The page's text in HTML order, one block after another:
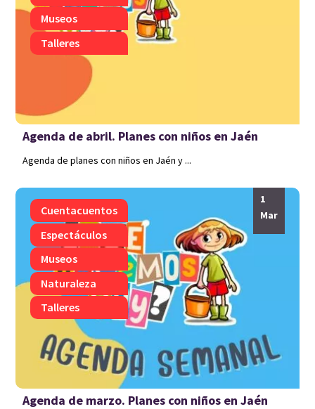
Agenda de abril. Planes con niños en Jaén
Museos
Talleres
Agenda de planes con niños en Jaén y ...
Agenda de marzo. Planes con niños en Jaén
Cuentacuentos
Espectáculos
Museos
Naturaleza
Talleres
1
Mar